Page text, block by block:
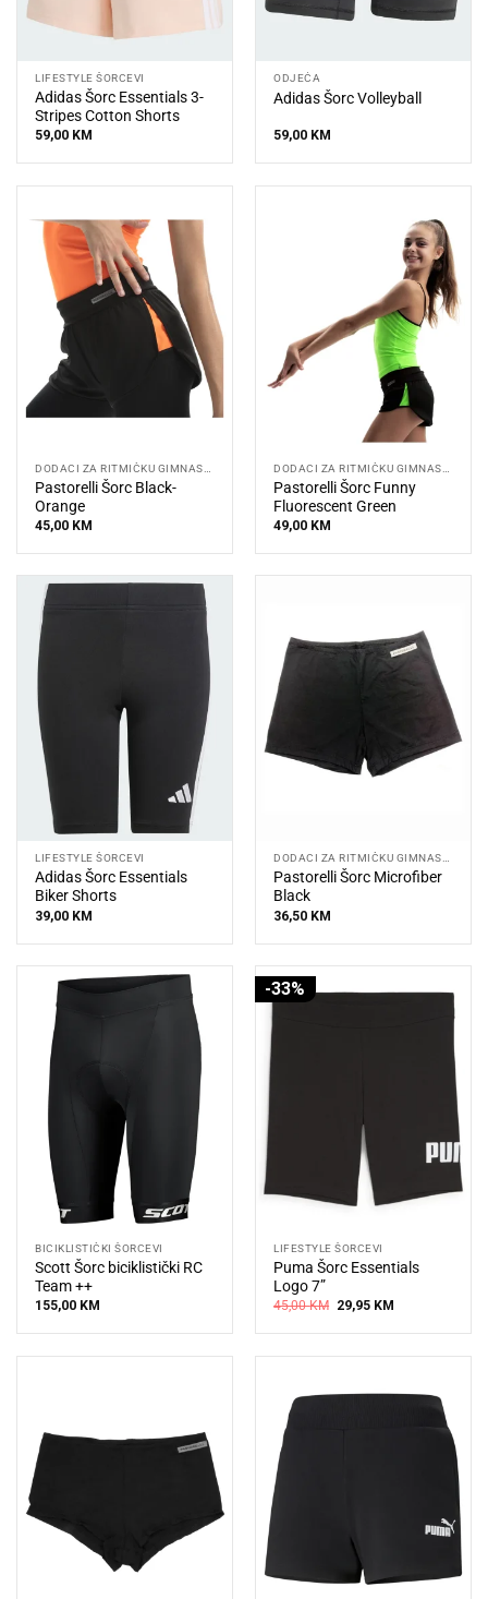
LIFESTYLE ŠORCEVI
Adidas Šorc Essentials 3-
Stripes Cotton Shorts
59,00 KM
ODJEĆA
Adidas Šorc Volleyball
59,00 KM
Pastorelli Šorc Black-
Orange
45,00 KM
Pastorelli Šorc Funny
Fluorescent Green
49,00 KM
LIFESTYLE ŠORCEVI
Adidas Šorc Essentials
Biker Shorts
39,00 KM
DODACI ZA RITMIČKU GIMNASTIKU
Pastorelli Šorc Microfiber
Black
36,50 KM
BICIKLISTIČKI ŠORCEVI
Scott Šorc biciklistički RC
Team ++
155,00 KM
-33%
LIFESTYLE ŠORCEVI
Puma Šorc Essentials
Logo 7”
45,00KM Original
was:
29,95 KMCurrent
is: